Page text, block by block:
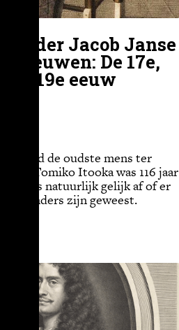
Jacob Janse
3 eeuwen: De 17e,
de 19e eeuw
de oudste mens ter
Tomiko Itooka was 116 jaar
ons natuurlijk gelijk af of er
zijn geweest.